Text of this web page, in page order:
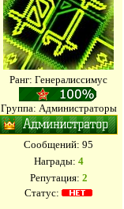
Ранг: Генералиссимус
Группа: Администраторы
Сообщений: 95
Награды: 4
Репутация: 2
Статус: